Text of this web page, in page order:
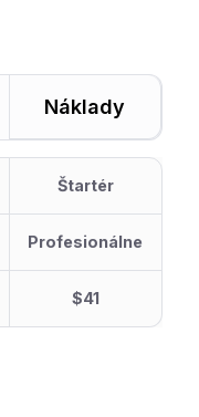
Náklady
Štartér
Profesionálne
$41